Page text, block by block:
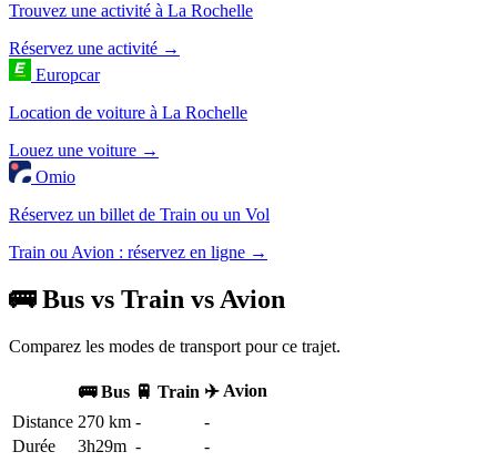
Trouvez une activité à La Rochelle
Réservez une activité →
Europcar
Location de voiture à La Rochelle
Louez une voiture →
Omio
Réservez un billet de Train ou un Vol
Train ou Avion : réservez en ligne →
🚌 Bus vs Train vs Avion
Comparez les modes de transport pour ce trajet.
🚌 Bus 🚆 Train ✈️ Avion
Distance 270 km -
-
Durée
3h29m -
-